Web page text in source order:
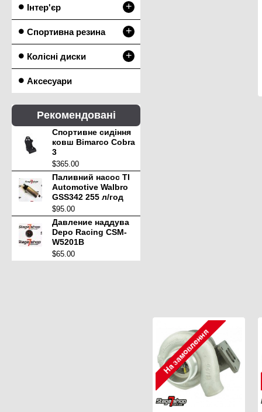
Інтер'єр +
Спортивна резина +
Колісні диски +
Аксесуари
Рекомендовані
Спортивне сидіння
ковш Bimarco Cobra
3
$365.00
Паливний насос TI
Automotive Walbro
GSS342 255 л/год
$95.00
Давление наддува
Depo Racing CSM-
W5201B
$65.00